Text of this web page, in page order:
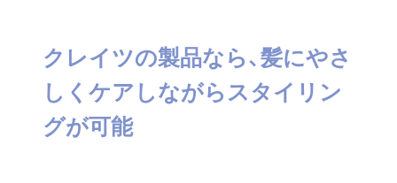
クレイツの製品なら、髪にやさ
しくケアしながらスタイリン
グが可能